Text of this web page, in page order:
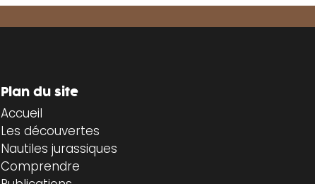
Plan du site
Accueil
Les découvertes
Nautiles jurassiques
Comprendre